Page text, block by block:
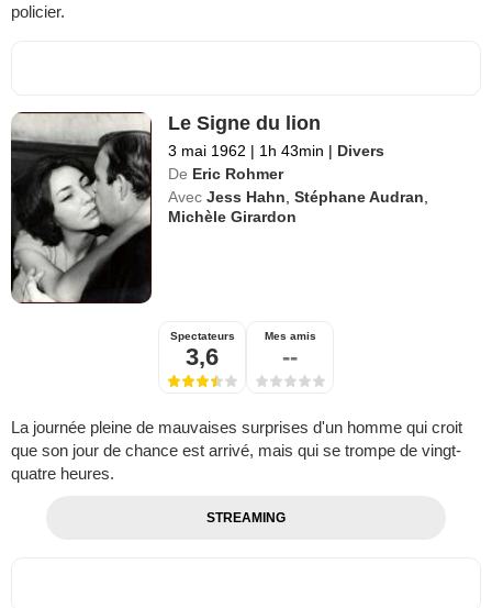
policier.
Le Signe du lion
3 mai 1962 | 1h 43min | Divers
De Eric Rohmer
Avec Jess Hahn,Stéphane Audran,
Michèle Girardon
Spectateurs
3,6
Mes amis
--
La journée pleine de mauvaises surprises d'un homme qui croit
que son jour de chance est arrivé, mais qui se trompe de vingt-
quatre heures.
STREAMING